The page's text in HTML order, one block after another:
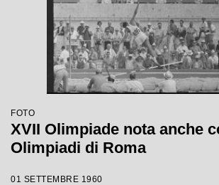
FOTO
XVII Olimpiade nota anche
Olimpiadi di Roma
01 SETTEMBRE 1960